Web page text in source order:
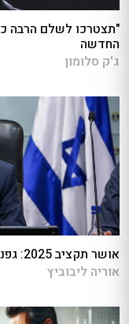
"תצטרכו לשלם הרבה
החדשה
ג'ק סלומון
אושר תקציב 2025: גפני "הצלחנו להוריד הרבה מהמיסים"
אוריה ליבוביץ